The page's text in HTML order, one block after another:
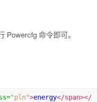
命令即可。
="pln">energy</span></